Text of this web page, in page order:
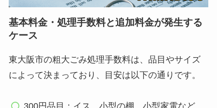
基本料金・処理手数料と追加料金が発生する
ケース
東大阪市の粗大ごみ処理手数料は、品目やサイズ
によって決まっており、目安は以下の通りです。